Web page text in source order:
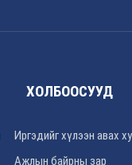
ХОЛБООСУУД
Иргэдийг хүлээн авах
Ажлын байрны зар